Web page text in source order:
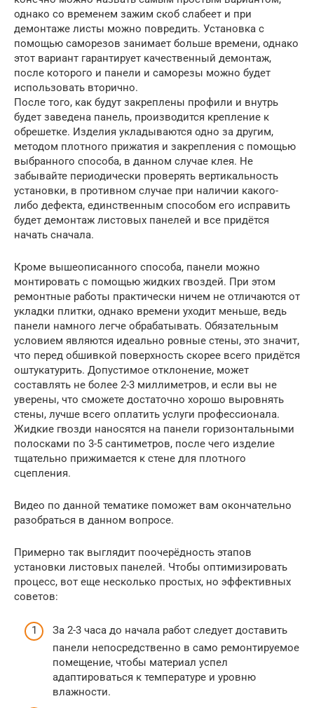
однако со временем зажим скоб слабеет и при
демонтаже листы можно повредить. Установка с
помощью саморезов занимает больше времени, однако
этот вариант гарантирует качественный демонтаж,
после которого и панели и саморезы можно будет
использовать вторично.
После того, как будут закреплены профили и внутрь
будет заведена панель, производится крепление к
обрешетке. Изделия укладываются одно за другим,
методом плотного прижатия и закрепления с помощью
выбранного способа, в данном случае клея. Не
забывайте периодически проверять вертикальность
установки, в противном случае при наличии какого-
либо дефекта, единственным способом его исправить
будет демонтаж листовых панелей и все придётся
начать сначала.
Кроме вышеописанного способа, панели можно
монтировать с помощью жидких гвоздей. При этом
ремонтные работы практически ничем не отличаются от
укладки плитки, однако времени уходит меньше, ведь
панели намного легче обрабатывать. Обязательным
условием являются идеально ровные стены, это значит,
что перед обшивкой поверхность скорее всего придётся
оштукатурить. Допустимое отклонение, может
составлять не более 2-3 миллиметров, и если вы не
уверены, что сможете достаточно хорошо выровнять
стены, лучше всего оплатить услуги профессионала.
Жидкие гвозди наносятся на панели горизонтальными
полосками по 3-5 сантиметров, после чего изделие
тщательно прижимается к стене для плотного
сцепления.
Видео по данной тематике поможет вам окончательно
разобраться в данном вопросе.
Примерно так выглядит поочерёдность этапов
установки листовых панелей. Чтобы оптимизировать
процесс, вот еще несколько простых, но эффективных
советов:
За 2-3 часа до начала работ следует доставить
панели непосредственно в само ремонтируемое
помещение, чтобы материал успел
адаптироваться к температуре и уровню
влажности.